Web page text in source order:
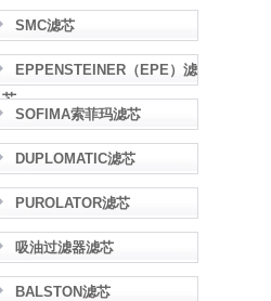
SMC滤芯
EPPENSTEINER（EPE）滤
芯
SOFIMA索菲玛滤芯
DUPLOMATIC滤芯
PUROLATOR滤芯
吸油过滤器滤芯
BALSTON滤芯